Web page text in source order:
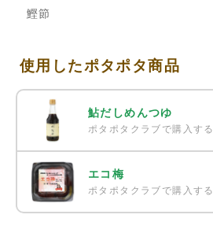
鰹節
使用したポタポタ商品
鮎だしめんつゆ
ポタポタクラブで購入する
エコ梅
ポタポタクラブで購入する